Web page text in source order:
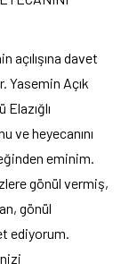
açılışına davet
Yasemin Açık
ve heyecanını
eminim.
gönül vermiş,
gönül
ediyorum.